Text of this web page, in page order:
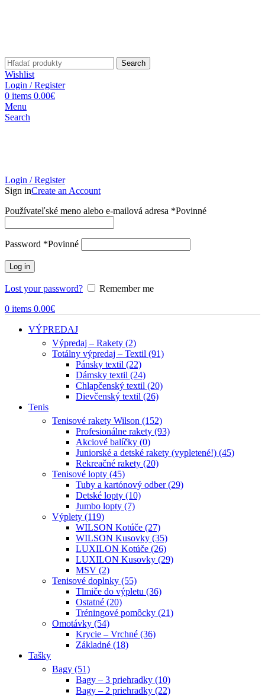
Search
Wishlist
Login / Register
0 items 0.00€
Menu
Search
Login / Register
Sign inCreate an Account
Používateľské meno alebo e-mailová adresa *Povinné
Password *Povinné
Log in
Lost your password?
Remember me
0 items 0.00€
VÝPREDAJ
Výpredaj – Rakety (2)
Totálny výpredaj – Textil (91)
Pánsky textil (22)
Dámsky textil (24)
Chlapčenský textil (20)
Dievčenský textil (26)
Tenis
Tenisové rakety Wilson (152)
Profesionálne rakety (93)
Akciové balíčky (0)
Juniorské a detské rakety (vypletené!) (45)
Rekreačné rakety (20)
Tenisové lopty (45)
Tuby a kartónový odber (29)
Detské lopty (10)
Jumbo lopty (7)
Výplety (119)
WILSON Kotúče (27)
WILSON Kusovky (35)
LUXILON Kotúče (26)
LUXILON Kusovky (29)
MSV (2)
Tenisové doplnky (55)
Tlmiče do výpletu (36)
Ostatné (20)
Tréningové pomôcky (21)
Omotávky (54)
Krycie – Vrchné (36)
Základné (18)
Tašky
Bagy (51)
Bagy – 3 priehradky (10)
Bagy – 2 priehradky (22)